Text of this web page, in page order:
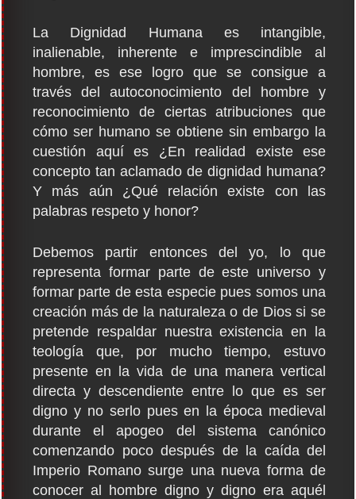
La Dignidad Humana es intangible,
inalienable, inherente e imprescindible al
hombre, es ese logro que se consigue a
través del autoconocimiento del hombre y
reconocimiento de ciertas atribuciones que
cómo ser humano se obtiene sin embargo la
cuestión aquí es ¿En realidad existe ese
concepto tan aclamado de dignidad humana?
Y más aún ¿Qué relación existe con las
palabras respeto y honor?
Debemos partir entonces del yo, lo que
representa formar parte de este universo y
formar parte de esta especie pues somos una
creación más de la naturaleza o de Dios si se
pretende respaldar nuestra existencia en la
teología que, por mucho tiempo, estuvo
presente en la vida de una manera vertical
directa y descendiente entre lo que es ser
digno y no serlo pues en la época medieval
durante el apogeo del sistema canónico
comenzando poco después de la caída del
Imperio Romano surge una nueva forma de
conocer al hombre digno y digno era aquél